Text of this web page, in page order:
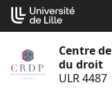
Aller
au
Centre
du droit
ULR 4487
Cookies management